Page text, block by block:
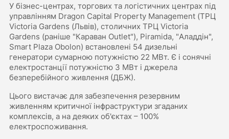
У бізнес-центрах, торгових та логістичних центрах під
управлінням Dragon Capital Property Management (ТРЦ
Victoria Gardens (Львів), столичних ТРЦ Victoria
Gardens (раніше "Караван Outlet"), Piramida, "Аладдін",
Smart Plaza Obolon) встановлені 54 дизельні
генератори сумарною потужністю 22 МВт. Є і сонячні
електростанції потужністю 3 МВт і джерела
безперебійного живлення (ДБЖ).
Цього вистачає для забезпечення резервним
живленням критичної інфраструктури згаданих
комплексів, а на деяких об'єктах – 100%
електроспоживання.